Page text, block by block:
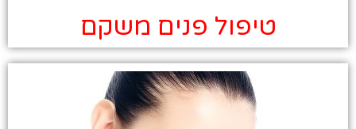
טיפול פנים משקם